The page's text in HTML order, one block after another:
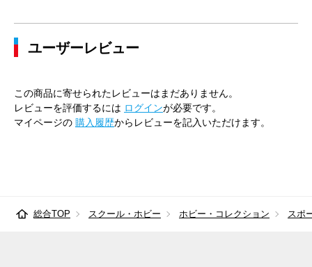
ユーザーレビュー
この商品に寄せられたレビューはまだありません。
レビューを評価するには ログインが必要です。
マイページの 購入履歴からレビューを記入いただけます。
総合TOP スクール・ホビー ホビー・コレクション スポ